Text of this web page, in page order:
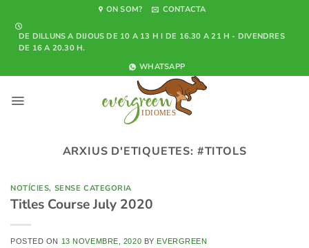
content
ON SOM? CONTACTA
DE DILLUNS A DIJOUS DE 10 A 13 H I DE 16.30 A 21 H - DIVENDRES
DE 16 A 20.30 H.
WHATSAPP
ARXIUS D'ETIQUETES: #TITOLS
NOTÍCIES, SENSE CATEGORIA
Titles Course July 2020
POSTED ON 13 NOVEMBRE, 2020 BY EVERGREEN